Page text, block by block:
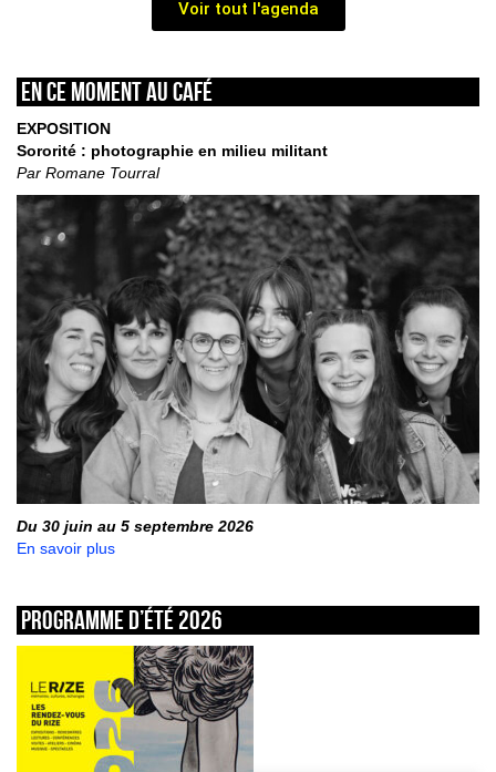
Voir tout l'agenda
En ce moment au café
EXPOSITION
Sororité : photographie en milieu militant
Par Romane Tourral
Du 30 juin au 5 septembre 2026
En savoir plus
Programme d’été 2026